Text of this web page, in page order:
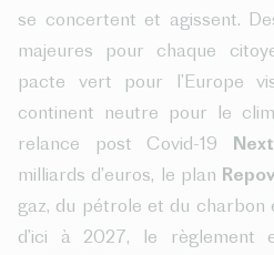
se concertent et agissent.
majeures pour chaque
pacte vert pour l’Europe
continent neutre pour le
relance post Covid-19
milliards d’euros, le plan
gaz, du pétrole et du charbon
d’ici à 2027, le règlement